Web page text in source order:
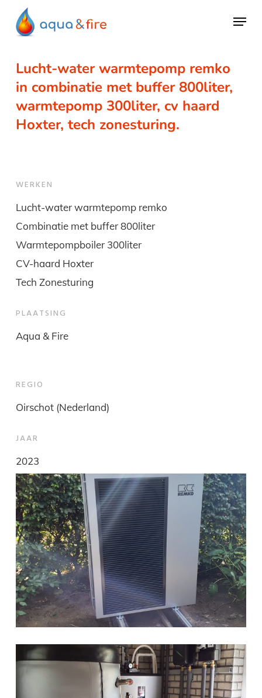
content
Menu
Lucht-water warmtepomp remko
in combinatie met buffer 800liter,
warmtepomp 300liter, cv haard
Hoxter, tech zonesturing.
WERKEN
Lucht-water warmtepomp remko
Combinatie met buffer 800liter
Warmtepompboiler 300liter
CV-haard Hoxter
Tech Zonesturing
PLAATSING
Aqua & Fire
REGIO
Oirschot (Nederland)
JAAR
2023